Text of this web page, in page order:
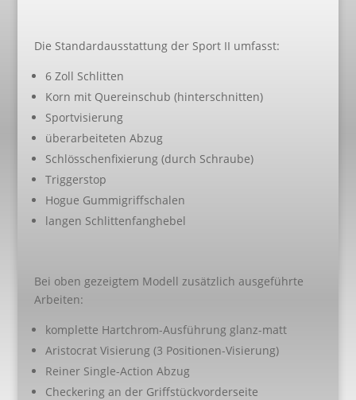
Die Standardausstattung der Sport II umfasst:
6 Zoll Schlitten
Korn mit Quereinschub (hinterschnitten)
Sportvisierung
überarbeiteten Abzug
Schlösschenfixierung (durch Schraube)
Triggerstop
Hogue Gummigriffschalen
langen Schlittenfanghebel
Bei oben gezeigtem Modell zusätzlich ausgeführte
Arbeiten:
komplette Hartchrom-Ausführung glanz-matt
Aristocrat Visierung (3 Positionen-Visierung)
Reiner Single-Action Abzug
Checkering an der Griffstückvorderseite